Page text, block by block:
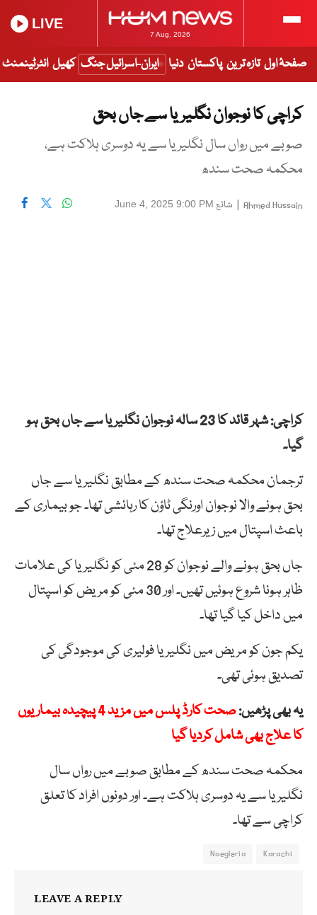
7 Aug, 2026
LIVE
صفحۂ اول تازہ ترین پاکستان دنیا ایران-اسرائیل جنگ کھیل انٹرٹینمنٹ
کراچی کا نوجوان نگلیریا سے جاں بحق
صوبے میں رواں سال نگلیریا سے یہ دوسری ہلاکت ہے،
محکمہ صحت سندھ
Ahmed Hussain
| شائع June 4, 2025 9:00 PM
کراچی: شہر قائد کا 23 سالہ نوجوان نگلیریا سے جاں بحق ہو
گیا۔
ترجمان محکمہ صحت سندھ کے مطابق نگلیریا سے جاں
بحق ہونے والا نوجوان اورنگی ٹاؤن کا رہائشی تھا۔ جو بیماری کے
باعث اسپتال میں زیرعلاج تھا۔
جاں بحق ہونے والے نوجوان کو 28 مئی کو نگلیریا کی علامات
ظاہر ہونا شروع ہوئیں تھیں۔ اور 30 مئی کو مریض کو اسپتال
میں داخل کیا گیا تھا۔
یکم جون کو مریض میں نگلیریا فولیری کی موجودگی کی
تصدیق ہوئی تھی۔
یہ بھی پڑھیں:
صحت کارڈ پلس میں مزید 4 پیچیدہ بیماریوں
کا علاج بھی شامل کردیا گیا
محکمہ صحت سندھ کے مطابق صوبے میں رواں سال
نگلیریا سے یہ دوسری ہلاکت ہے۔ اور دونوں افراد کا تعلق
کراچی سے تھا۔
Karachi
Naegleria
LEAVE A REPLY